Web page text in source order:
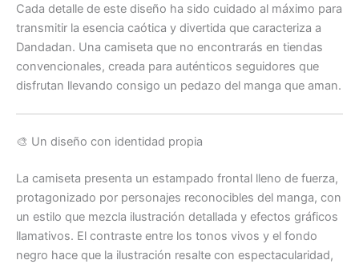
Cada detalle de este diseño ha sido cuidado al máximo para
transmitir la esencia caótica y divertida que caracteriza a
Dandadan. Una camiseta que no encontrarás en tiendas
convencionales, creada para auténticos seguidores que
disfrutan llevando consigo un pedazo del manga que aman.
🎨 Un diseño con identidad propia
La camiseta presenta un estampado frontal lleno de fuerza,
protagonizado por personajes reconocibles del manga, con
un estilo que mezcla ilustración detallada y efectos gráficos
llamativos. El contraste entre los tonos vivos y el fondo
negro hace que la ilustración resalte con espectacularidad,